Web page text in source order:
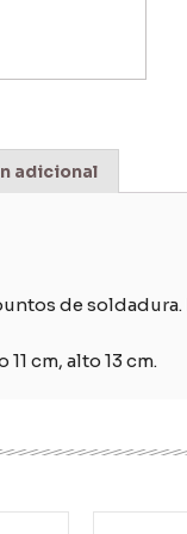
adicional
de
cm, alto 13 cm.